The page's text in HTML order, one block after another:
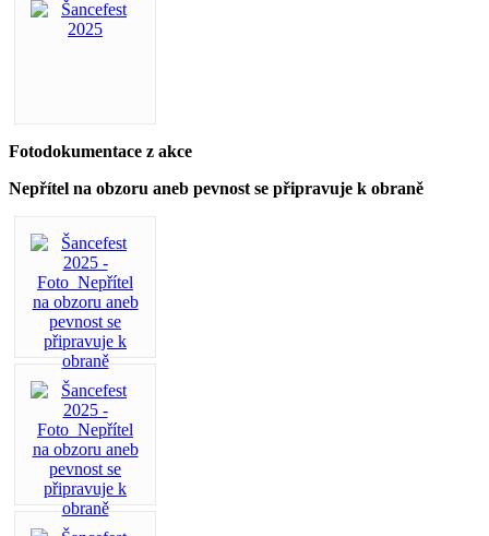
Fotodokumentace z akce
Nepřítel na obzoru aneb pevnost se připravuje k obraně